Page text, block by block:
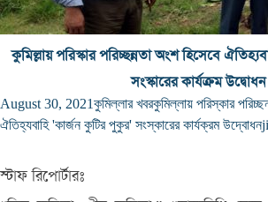
কুমিল্লায় পরিস্কার পরিচ্ছন্নতা অংশ হিসেবে
সংস্কারের কার্যক্রম উদ্বোধন
August 30, 2021কুমিল্লার খবরকুমিল্লায় পরিস্কার
ঐতিহ্যবাহি 'কার্জন কুটির পুকুর' সংস্কারের কার্যক্রম উদ্বোধন
স্টাফ রিপোর্টারঃ